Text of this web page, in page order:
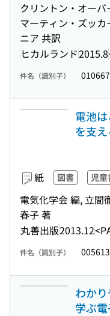
クリントン・オー
マーティン・ズッ
ニア 共訳
ヒカルランド2015.8
件名（識別子）
電池
を支
紙 図書 児童
電気化学会 編, 立間
春子 著
丸善出版2013.12
件名（識別子）
わか
学ぶ